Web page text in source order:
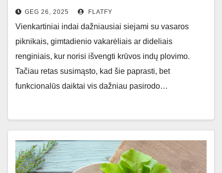
GEG 26, 2025 FLATFY
Vienkartiniai indai dažniausiai siejami su vasaros
piknikais, gimtadienio vakarėliais ar dideliais
renginiais, kur norisi išvengti krūvos indų plovimo.
Tačiau retas susimąsto, kad šie paprasti, bet
funkcionalūs daiktai vis dažniau pasirodo…